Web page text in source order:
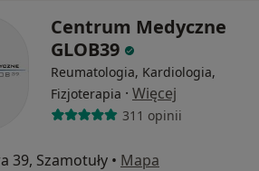
Centrum Medyczne
GLOB39
Reumatologia, Kardiologia,
Fizjoterapia · Więcej
311 opinii
39, Szamotuły • Mapa